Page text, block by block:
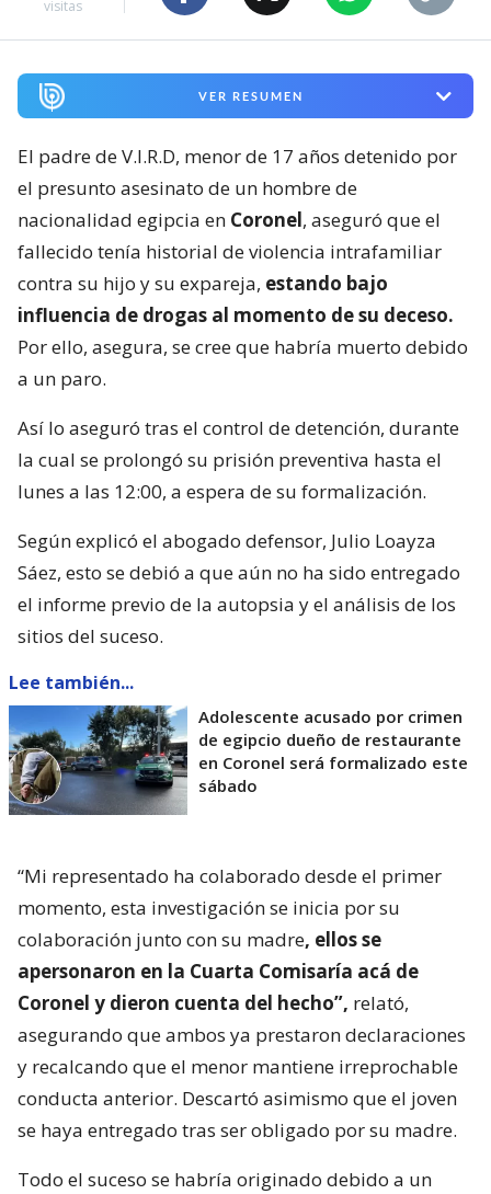
visitas
VER RESUMEN
El padre de V.I.R.D, menor de 17 años detenido por
el presunto asesinato de un hombre de
nacionalidad egipcia en Coronel, aseguró que el
fallecido tenía historial de violencia intrafamiliar
contra su hijo y su expareja, estando bajo
influencia de drogas al momento de su deceso.
Por ello, asegura, se cree que habría muerto debido
a un paro.
Así lo aseguró tras el control de detención, durante
la cual se prolongó su prisión preventiva hasta el
lunes a las 12:00, a espera de su formalización.
Según explicó el abogado defensor, Julio Loayza
Sáez, esto se debió a que aún no ha sido entregado
el informe previo de la autopsia y el análisis de los
sitios del suceso.
Lee también...
Adolescente acusado por crimen
de egipcio dueño de restaurante
en Coronel será formalizado este
sábado
“Mi representado ha colaborado desde el primer
momento, esta investigación se inicia por su
colaboración junto con su madre, ellos se
apersonaron en la Cuarta Comisaría acá de
Coronel y dieron cuenta del hecho”, relató,
asegurando que ambos ya prestaron declaraciones
y recalcando que el menor mantiene irreprochable
conducta anterior. Descartó asimismo que el joven
se haya entregado tras ser obligado por su madre.
Todo el suceso se habría originado debido a un